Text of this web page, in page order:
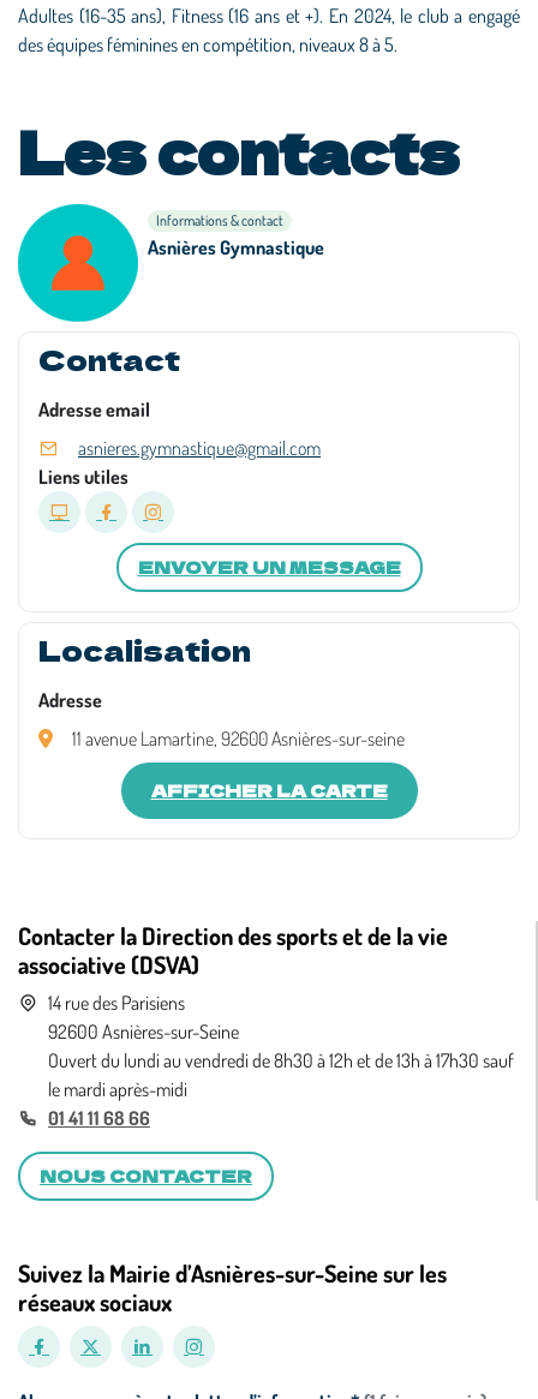
Adultes (16-35 ans), Fitness (16 ans et +). En 2024, le club a engagé
des équipes féminines en compétition, niveaux 8 à 5.
Les contacts
Informations & contact
Asnières Gymnastique
Contact
Adresse email
asnieres.gymnastique@gmail.com
Liens utiles
ENVOYER UN MESSAGE
Localisation
Adresse
11 avenue Lamartine, 92600 Asnières-sur-seine
AFFICHER LA CARTE
Contacter la Direction des sports et de la vie
associative (DSVA)
14 rue des Parisiens
92600 Asnières-sur-Seine
Ouvert du lundi au vendredi de 8h30 à 12h et de 13h à 17h30 sauf
le mardi après-midi
01 41 11 68 66
NOUS CONTACTER
Suivez la Mairie d’Asnières-sur-Seine sur les
réseaux sociaux